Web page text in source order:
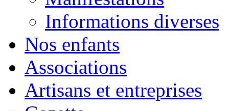
Informations diverses
Nos enfants
Associations
Artisans et entreprises